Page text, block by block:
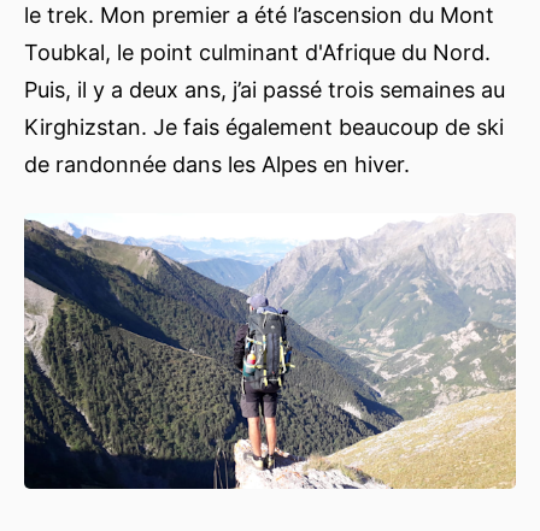
le trek. Mon premier a été l’ascension du Mont
Toubkal, le point culminant d'Afrique du Nord.
Puis, il y a deux ans, j’ai passé trois semaines au
Kirghizstan. Je fais également beaucoup de ski
de randonnée dans les Alpes en hiver.